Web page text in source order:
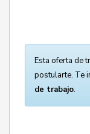
Esta oferta de
postularte. Te
de trabajo.